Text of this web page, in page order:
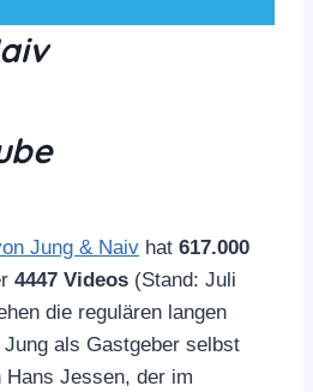
Jung & Naiv hat 617.000
4447 Videos (Stand: Juli
die regulären langen
als Gastgeber selbst
Jessen, der im